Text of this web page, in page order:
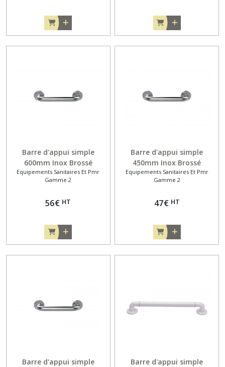
Barre d'appui simple
600mm Inox Brossé
Equipements Sanitaires Et Pmr
Gamme 2
56€ HT
Barre d'appui simple
450mm Inox Brossé
Equipements Sanitaires Et Pmr
Gamme 2
47€ HT
Barre d'appui simple
Barre d'appui simple